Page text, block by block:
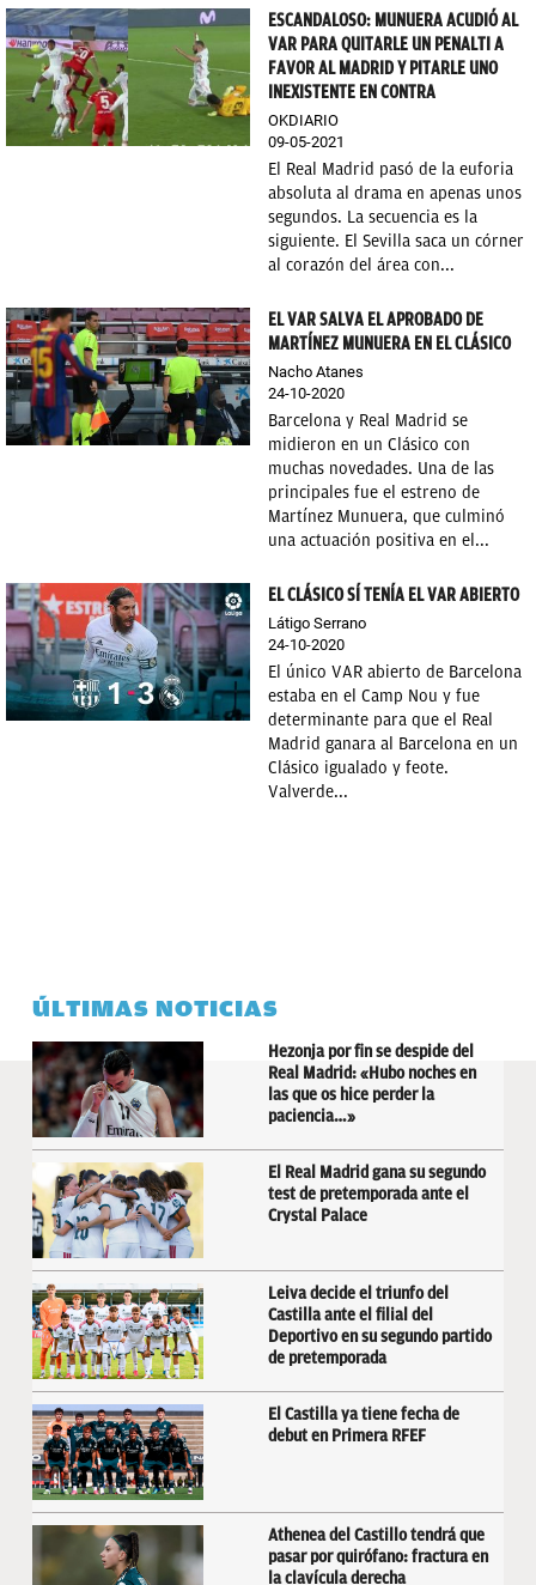
ESCANDALOSO: MUNUERA ACUDIÓ AL
VAR PARA QUITARLE UN PENALTI A
FAVOR AL MADRID Y PITARLE UNO
INEXISTENTE EN CONTRA
OKDIARIO
09-05-2021
El Real Madrid pasó de la euforia
absoluta al drama en apenas unos
segundos. La secuencia es la
siguiente. El Sevilla saca un córner
al corazón del área con...
EL VAR SALVA EL APROBADO DE
MARTÍNEZ MUNUERA EN EL CLÁSICO
Nacho Atanes
24-10-2020
Barcelona y Real Madrid se
midieron en un Clásico con
muchas novedades. Una de las
principales fue el estreno de
Martínez Munuera, que culminó
una actuación positiva en el...
EL CLÁSICO SÍ TENÍA EL VAR ABIERTO
Látigo Serrano
24-10-2020
El único VAR abierto de Barcelona
estaba en el Camp Nou y fue
determinante para que el Real
Madrid ganara al Barcelona en un
Clásico igualado y feote.
Valverde...
ÚLTIMAS NOTICIAS
Hezonja por fin se despide del
Real Madrid: «Hubo noches en
las que os hice perder la
paciencia…»
El Real Madrid gana su segundo
test de pretemporada ante el
Crystal Palace
Leiva decide el triunfo del
Castilla ante el filial del
Deportivo en su segundo partido
de pretemporada
El Castilla ya tiene fecha de
debut en Primera RFEF
Athenea del Castillo tendrá que
pasar por quirófano: fractura en
la clavícula derecha